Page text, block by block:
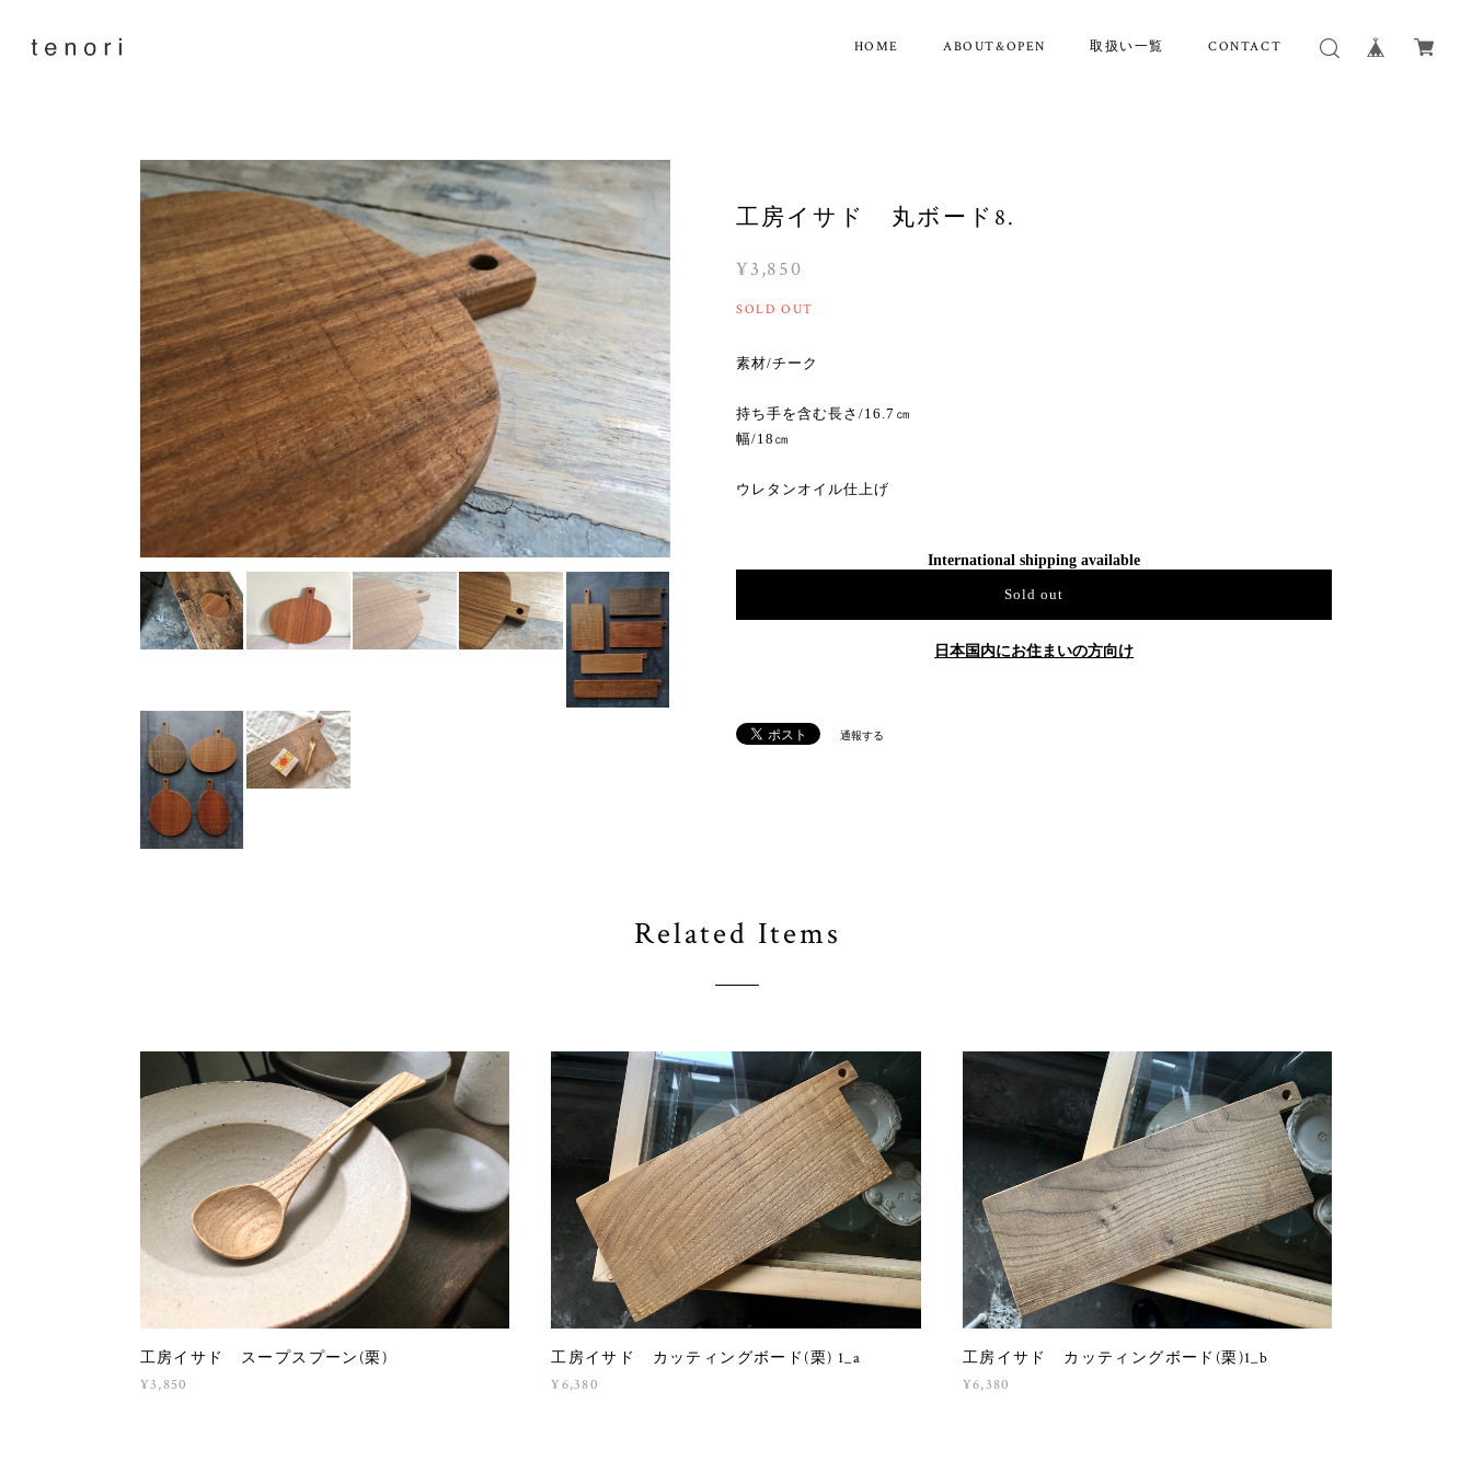
HOME ABOUT&OPEN 取扱い一覧 CONTACT
工房イサド 丸ボード8.
¥3,850
SOLD OUT
素材/チーク
持ち手を含む長さ/16.7㎝
幅/18㎝
ウレタンオイル仕上げ
International shipping available
Sold out
日本国内にお住まいの方向け
通報する
Related Items
工房イサド スープスプーン(栗)
¥3,850
工房イサド カッティングボード(栗) 1_a
¥6,380
工房イサド カッティングボード(栗)1_b
¥6,380